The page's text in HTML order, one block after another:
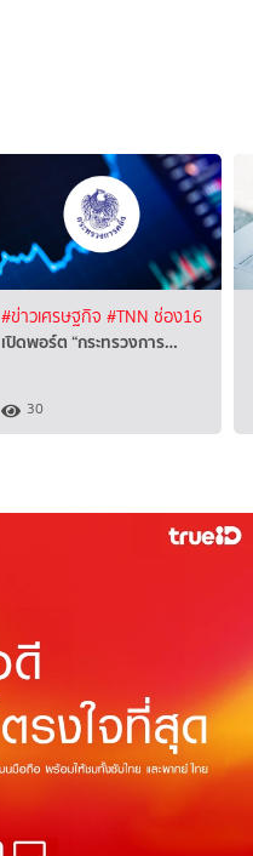
#ข่าวเศรษฐกิจ #TNN ช่อง16
เปิดพอร์ต “กระทรวงการ…
30